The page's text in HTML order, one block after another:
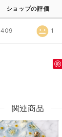
ショップの評価
409 1
関連商品